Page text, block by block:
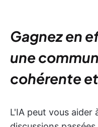
Gagnez en
une
cohérente
L'IA peut vous aider